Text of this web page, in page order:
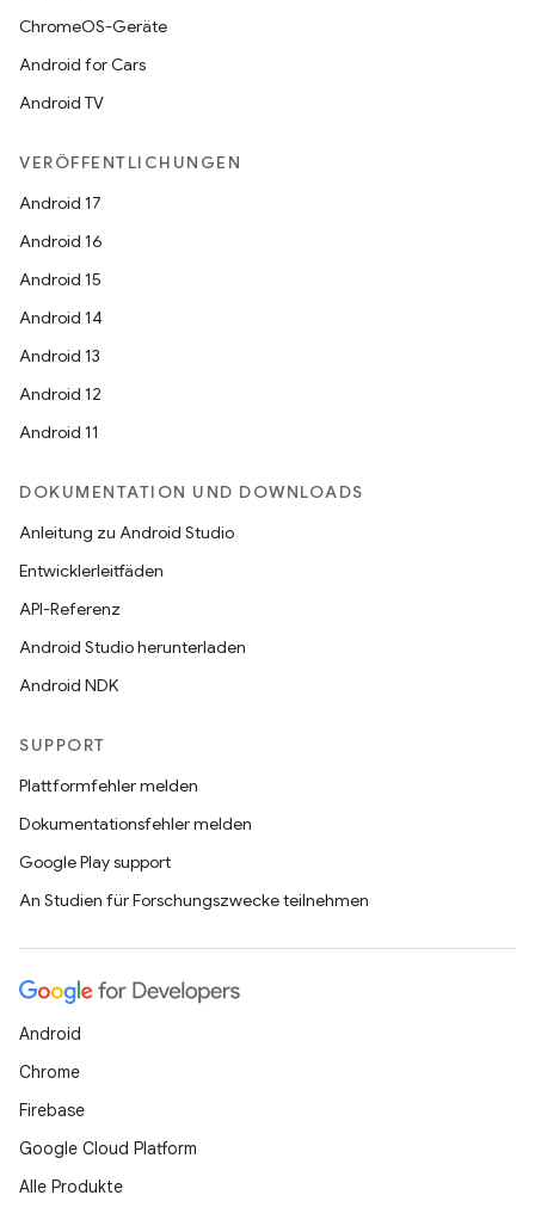
ChromeOS-Geräte
Android for Cars
Android TV
VERÖFFENTLICHUNGEN
Android 17
Android 16
Android 15
Android 14
Android 13
Android 12
Android 11
DOKUMENTATION UND DOWNLOADS
Anleitung zu Android Studio
Entwicklerleitfäden
API-Referenz
Android Studio herunterladen
Android NDK
SUPPORT
Plattformfehler melden
Dokumentationsfehler melden
Google Play support
An Studien für Forschungszwecke teilnehmen
Android
Chrome
Firebase
Google Cloud Platform
Alle Produkte